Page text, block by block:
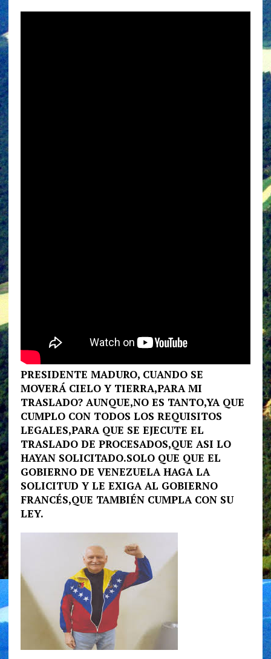
PRESIDENTE MADURO, CUANDO SE
MOVERÁ CIELO Y TIERRA,PARA MI
TRASLADO? AUNQUE,NO ES TANTO,YA QUE
CUMPLO CON TODOS LOS REQUISITOS
LEGALES,PARA QUE SE EJECUTE EL
TRASLADO DE PROCESADOS,QUE ASI LO
HAYAN SOLICITADO.SOLO QUE QUE EL
GOBIERNO DE VENEZUELA HAGA LA
SOLICITUD Y LE EXIGA AL GOBIERNO
FRANCÉS,QUE TAMBIÉN CUMPLA CON SU
LEY.